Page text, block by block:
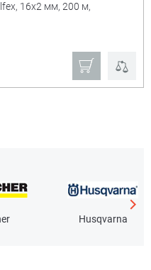
16х2 мм, 200 м,
Husqvarna